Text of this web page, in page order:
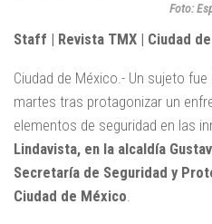
Foto:
Staff | Revista TMX | Ciudad
Ciudad de México.- Un sujeto
martes tras protagonizar un
elementos de seguridad en las
Lindavista, en la alcaldía
Secretaría de Seguridad y
Ciudad de México